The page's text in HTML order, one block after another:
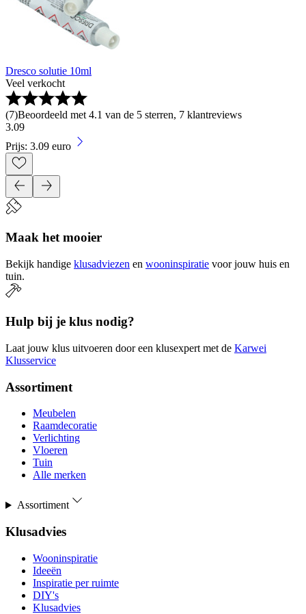
Dresco solutie 10ml
Veel verkocht
(7)Beoordeeld met 4.1 van de 5 sterren, 7 klantreviews
3.09
Prijs: 3.09 euro
Maak het mooier
Bekijk handige klusadviezen en wooninspiratie voor jouw huis en
tuin.
Hulp bij je klus nodig?
Laat jouw klus uitvoeren door een klusexpert met de Karwei
Klusservice
Assortiment
Meubelen
Raamdecoratie
Verlichting
Vloeren
Tuin
Alle merken
Assortiment
Klusadvies
Wooninspiratie
Ideeën
Inspiratie per ruimte
DIY's
Klusadvies